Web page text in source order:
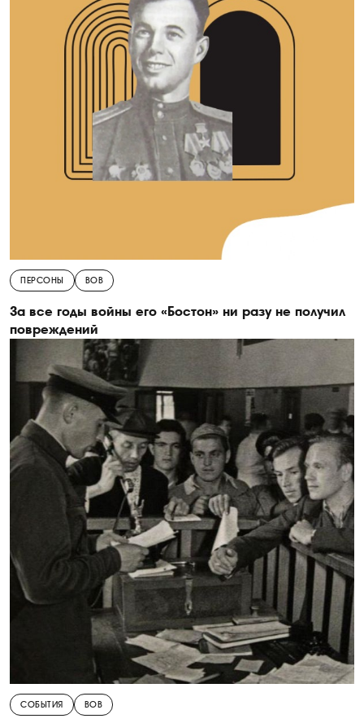
ПЕРСОНЫ ВОВ
За все годы войны его «Бостон» ни разу не получил
повреждений
СОБЫТИЯ ВОВ